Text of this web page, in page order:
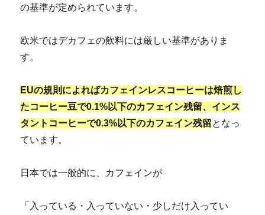
の基準が定められています。
欧米ではデカフェの飲料には厳しい基準がありま
す。
EUの規則によればカフェインレスコーヒーは焙煎し
たコーヒー豆で0.1%以下のカフェイン残留、インス
タントコーヒーで0.3%以下のカフェイン残留となっ
ています。
日本では一般的に、カフェインが
「入っている・入っていない・少しだけ入ってい